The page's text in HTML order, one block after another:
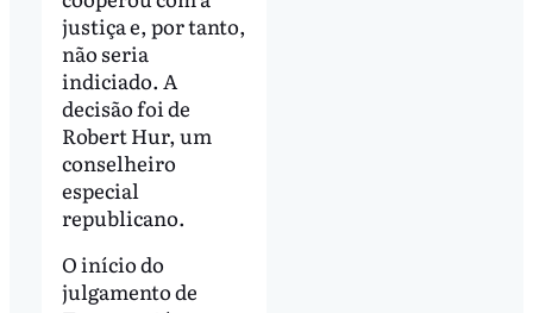
justiça e, por tanto,
não seria
indiciado. A
decisão foi de
Robert Hur, um
conselheiro
especial
republicano.
O início do
julgamento de